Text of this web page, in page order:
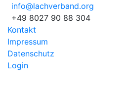
info@lachverband.org
+49 8027 90 88 304
Kontakt
Impressum
Datenschutz
Login